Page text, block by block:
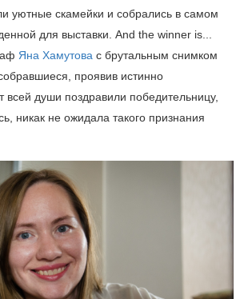
уютные скамейки и собрались в самом
для выставки. And the winner is...
Яна Хамутова с брутальным снимком
проявив истинно
всей души поздравили победительницу,
никак не ожидала такого признания